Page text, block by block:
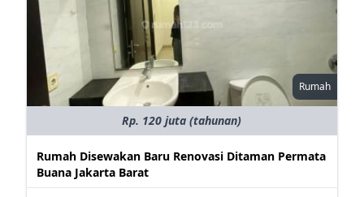
Rumah
Rp. 120 juta (tahunan)
Rumah Disewakan Baru Renovasi Ditaman Permata
Buana Jakarta Barat